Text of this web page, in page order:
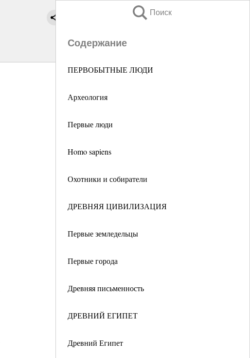
Поиск
Содержание
ПЕРВОБЫТНЫЕ ЛЮДИ
Археология
Первые люди
Homo sapiens
Охотники и собиратели
ДРЕВНЯЯ ЦИВИЛИЗАЦИЯ
Первые земледельцы
Первые города
Древняя письменность
ДРЕВНИЙ ЕГИПЕТ
Древний Египет